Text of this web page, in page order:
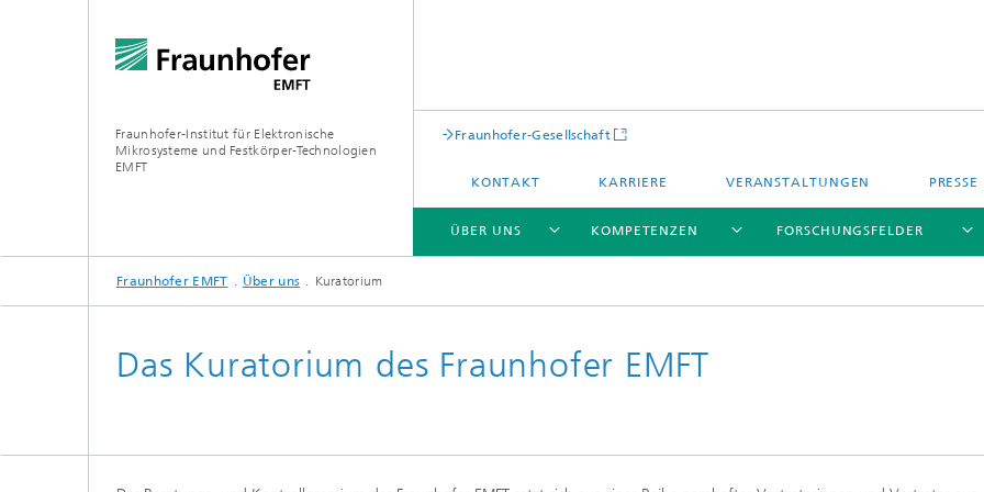
Fraunhofer-Institut für Elektronische
Mikrosysteme und Festkörper-Technologien
EMFT
Fraunhofer-Gesellschaft
KONTAKT KARRIERE VERANSTALTUNGEN PRESSE
ÜBER UNS
ÜBER UNS
KOMPETENZEN
KOMPETENZEN
FORSCHUNGSFELDER
FORSCHUNGSFELDER
LABORE UND REINRÄUME
Fraunhofer EMFT Über uns Kuratorium
Das Kuratorium des Fraunhofer EMFT